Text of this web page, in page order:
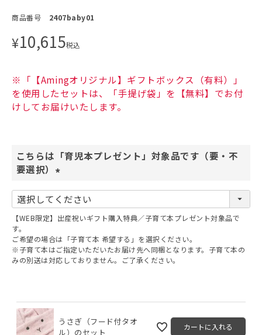
商品番号 2407baby01
¥10,615税込
※「【Amingオリジナル】ギフトボックス（有料）」
を使用したセットは、「手提げ袋」を【無料】でお付
けしてお届けいたします。
こちらは「育児本プレゼント」対象品です（要・不
要選択）
必
須
【WEB限定】出産祝いギフト購入特典／子育て本プレゼント対象品で
す。
ご希望の場合は「子育て本 希望する」を選択ください。
※子育て本はご指定いただいたお届け先へ同梱となります。子育て本の
みの別送は対応しておりません。ご了承ください。
うさぎ（フード付タオ
ル）のセット
カートに入れる